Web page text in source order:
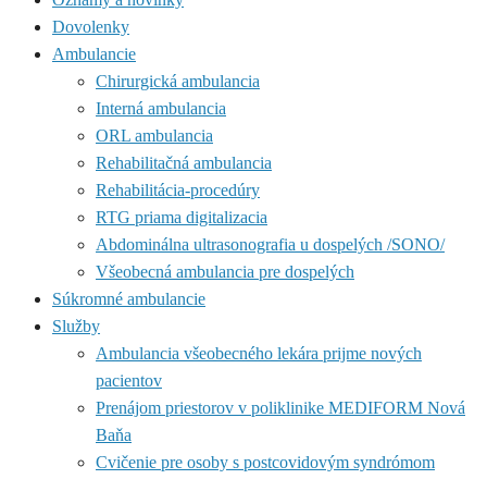
Dovolenky
Ambulancie
Chirurgická ambulancia
Interná ambulancia
ORL ambulancia
Rehabilitačná ambulancia
Rehabilitácia-procedúry
RTG priama digitalizacia
Abdominálna ultrasonografia u dospelých /SONO/
Všeobecná ambulancia pre dospelých
Súkromné ambulancie
Služby
Ambulancia všeobecného lekára prijme nových
pacientov
Prenájom priestorov v poliklinike MEDIFORM Nová
Baňa
Cvičenie pre osoby s postcovidovým syndrómom